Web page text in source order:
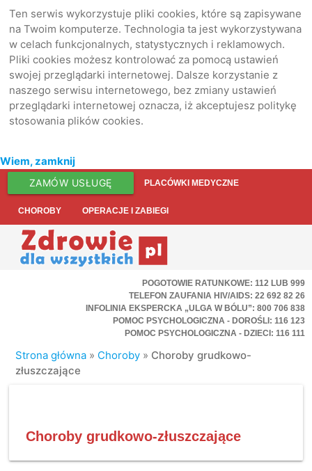
Ten serwis wykorzystuje pliki cookies, które są zapisywane
na Twoim komputerze. Technologia ta jest wykorzystywana
w celach funkcjonalnych, statystycznych i reklamowych.
Pliki cookies możesz kontrolować za pomocą ustawień
swojej przeglądarki internetowej. Dalsze korzystanie z
naszego serwisu internetowego, bez zmiany ustawień
przeglądarki internetowej oznacza, iż akceptujesz politykę
stosowania plików cookies.
Wiem, zamknij
ZAMÓW USŁUGĘ PLACÓWKI MEDYCZNE
CHOROBY OPERACJE I ZABIEGI
POGOTOWIE RATUNKOWE: 112 LUB 999
TELEFON ZAUFANIA HIV/AIDS: 22 692 82 26
INFOLINIA EKSPERCKA „ULGA W BÓLU”: 800 706 838
POMOC PSYCHOLOGICZNA - DOROŚLI: 116 123
POMOC PSYCHOLOGICZNA - DZIECI: 116 111
Strona główna » Choroby » Choroby grudkowo-
złuszczające
Choroby grudkowo-złuszczające